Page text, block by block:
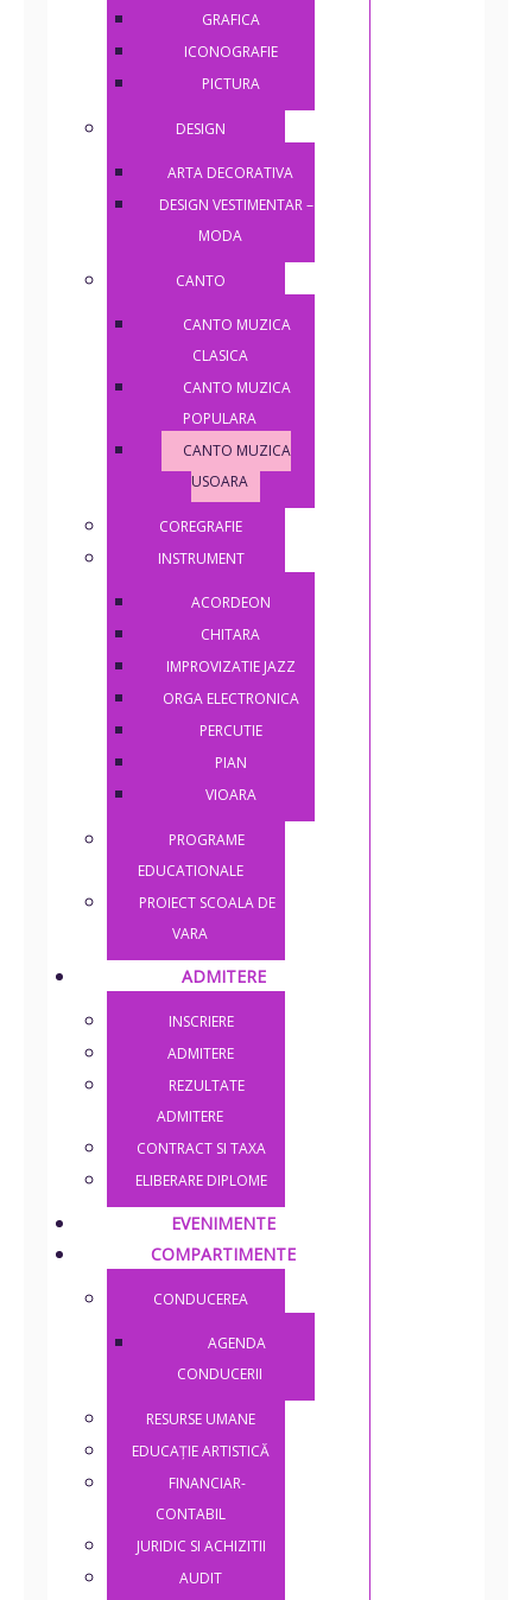
GRAFICA
ICONOGRAFIE
PICTURA
DESIGN
ARTA DECORATIVA
DESIGN VESTIMENTAR –
MODA
CANTO
CANTO MUZICA
CLASICA
CANTO MUZICA
POPULARA
CANTO MUZICA
USOARA
COREGRAFIE
INSTRUMENT
ACORDEON
CHITARA
IMPROVIZATIE JAZZ
ORGA ELECTRONICA
PERCUTIE
PIAN
VIOARA
PROGRAME
EDUCATIONALE
PROIECT SCOALA DE
VARA
ADMITERE
INSCRIERE
ADMITERE
REZULTATE
ADMITERE
CONTRACT SI TAXA
ELIBERARE DIPLOME
EVENIMENTE
COMPARTIMENTE
CONDUCEREA
AGENDA
CONDUCERII
RESURSE UMANE
EDUCAȚIE ARTISTICĂ
FINANCIAR-
CONTABIL
JURIDIC SI ACHIZITII
AUDIT